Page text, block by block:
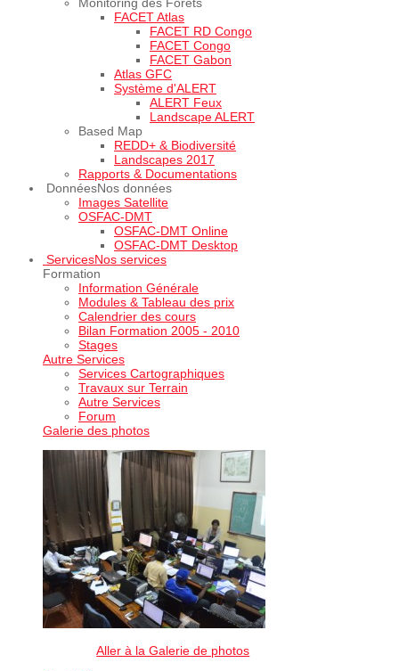
FACET Atlas
FACET RD Congo
FACET Congo
FACET Gabon
Atlas GFC
Système d'ALERT
ALERT Feux
Landscape ALERT
Based Map
REDD+ & Biodiversité
Landscapes 2017
Rapports & Documentations
DonnéesNos données
Images Satellite
OSFAC-DMT
OSFAC-DMT Online
OSFAC-DMT Desktop
ServicesNos services
Formation
Information Générale
Modules & Tableau des prix
Calendrier des cours
Bilan Formation 2005 - 2010
Stages
Autre Services
Services Cartographiques
Travaux sur Terrain
Autre Services
Forum
Galerie des photos
Aller à la Galerie de photos